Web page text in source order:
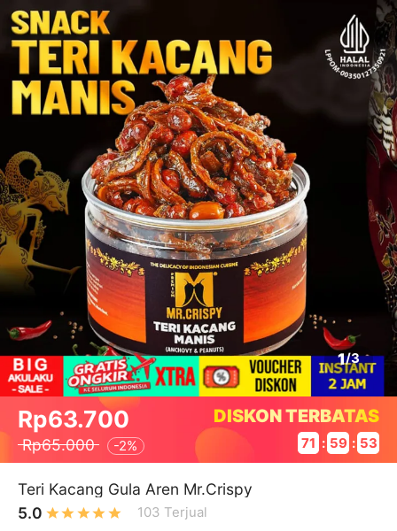
1/3
Rp63.700
Rp65.000 -2%
DISKON TERBATAS
71 : 59 : 53
Teri Kacang Gula Aren Mr.Crispy
5.0
103 Terjual